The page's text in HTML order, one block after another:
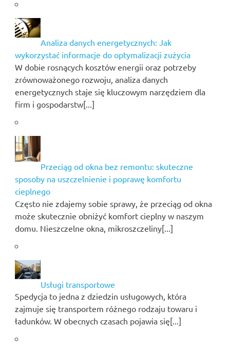
Analiza danych energetycznych: Jak
wykorzystać informacje do optymalizacji zużycia
W dobie rosnących kosztów energii oraz potrzeby
zrównoważonego rozwoju, analiza danych
energetycznych staje się kluczowym narzędziem dla
firm i gospodarstw[...]
Przeciąg od okna bez remontu: skuteczne
sposoby na uszczelnienie i poprawę komfortu
cieplnego
Często nie zdajemy sobie sprawy, że przeciąg od okna
może skutecznie obniżyć komfort cieplny w naszym
domu. Nieszczelne okna, mikroszczeliny[...]
Usługi transportowe
Spedycja to jedna z dziedzin usługowych, która
zajmuje się transportem różnego rodzaju towaru i
ładunków. W obecnych czasach pojawia się[...]